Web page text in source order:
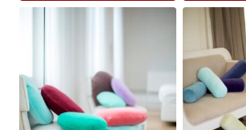
Dieses
Produkt
mehrere
Varianten
auf.
Dieses
Produkt
weist
mehrere
Varianten
auf.